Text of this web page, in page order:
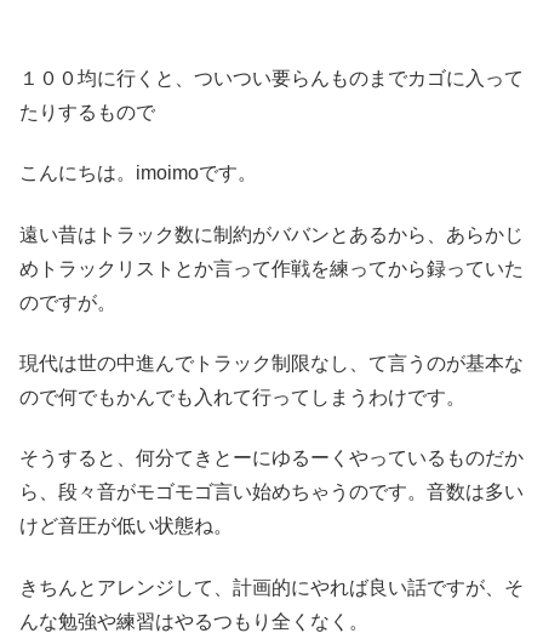
１００均に行くと、ついつい要らんものまでカゴに入って
たりするもので
こんにちは。imoimoです。
遠い昔はトラック数に制約がババンとあるから、あらかじ
めトラックリストとか言って作戦を練ってから録っていた
のですが。
現代は世の中進んでトラック制限なし、て言うのが基本な
ので何でもかんでも入れて行ってしまうわけです。
そうすると、何分てきとーにゆるーくやっているものだか
ら、段々音がモゴモゴ言い始めちゃうのです。音数は多い
けど音圧が低い状態ね。
きちんとアレンジして、計画的にやれば良い話ですが、そ
んな勉強や練習はやるつもり全くなく。